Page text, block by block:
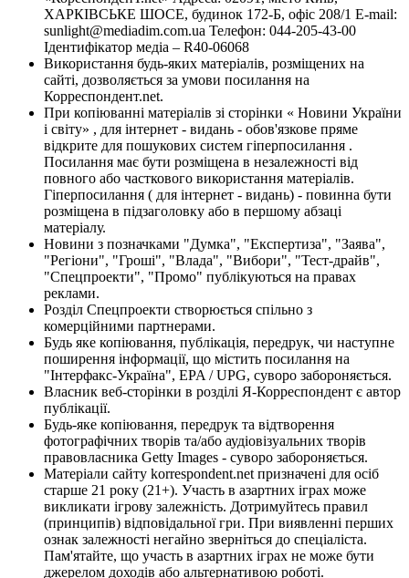
ХАРКІВСЬКЕ ШОСЕ, будинок 172-Б, офіс 208/1 E-mail:
sunlight@mediadim.com.ua Телефон: 044-205-43-00
Ідентифікатор медіа – R40-06068
Використання будь-яких матеріалів, розміщених на
сайті, дозволяється за умови посилання на
Корреспондент.net.
При копіюванні матеріалів зі сторінки « Новини України
і світу» , для інтернет - видань - обов'язкове пряме
відкрите для пошукових систем гіперпосилання .
Посилання має бути розміщена в незалежності від
повного або часткового використання матеріалів.
Гіперпосилання ( для інтернет - видань) - повинна бути
розміщена в підзаголовку або в першому абзаці
матеріалу.
Новини з позначками "Думка", "Експертиза", "Заява",
"Регіони", "Гроші", "Влада", "Вибори", "Тест-драйв",
"Спецпроекти", "Промо" публікуються на правах
реклами.
Розділ Спецпроекти створюється спільно з
комерційними партнерами.
Будь яке копіювання, публікація, передрук, чи наступне
поширення інформації, що містить посилання на
"Інтерфакс-Україна", EPA / UPG, суворо забороняється.
Власник веб-сторінки в розділі Я-Корреспондент є автор
публікації.
Будь-яке копіювання, передрук та відтворення
фотографічних творів та/або аудіовізуальних творів
правовласника Getty Images - суворо забороняється.
Матеріали сайту korrespondent.net призначені для осіб
старше 21 року (21+). Участь в азартних іграх може
викликати ігрову залежність. Дотримуйтесь правил
(принципів) відповідальної гри. При виявленні перших
ознак залежності негайно зверніться до спеціаліста.
Пам'ятайте, що участь в азартних іграх не може бути
джерелом доходів або альтернативою роботі.